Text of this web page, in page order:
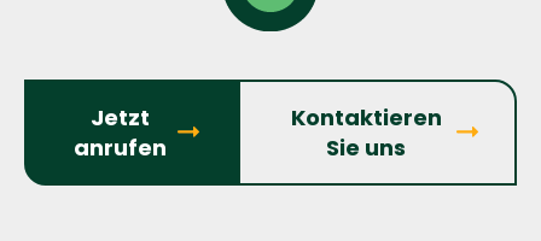
Jetzt
anrufen
Kontaktieren
Sie uns